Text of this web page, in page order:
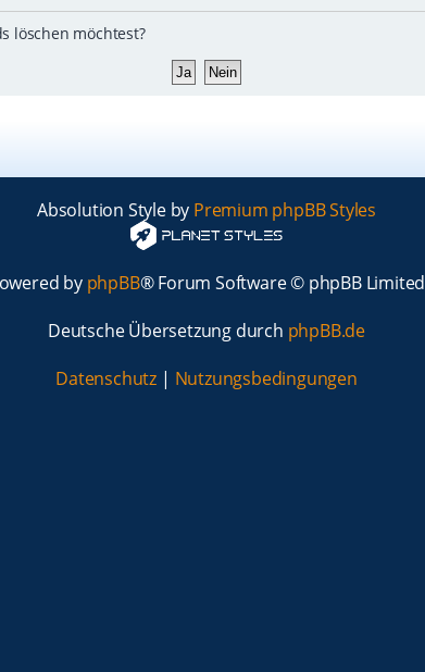
löschen möchtest?
Absolution Style by Premium phpBB Styles
by phpBB® Forum Software © phpBB Limited
Deutsche Übersetzung durch phpBB.de
Datenschutz | Nutzungsbedingungen